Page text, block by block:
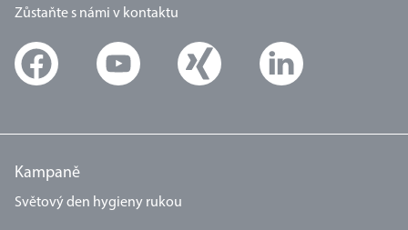
Zůstaňte s námi v kontaktu
Kampaně
Světový den hygieny rukou